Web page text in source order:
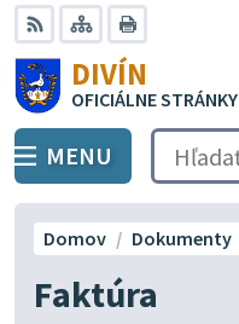
Preskočiť
na
obsah
RSS Mapa
DIVÍN
OFICIÁLNE STRÁNKY
PREPNÚŤ
MENU Hľadať:
Faktúra
Domov Dokumenty